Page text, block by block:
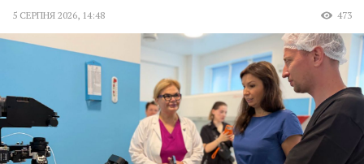
5 СЕРПНЯ 2026, 14:48 473